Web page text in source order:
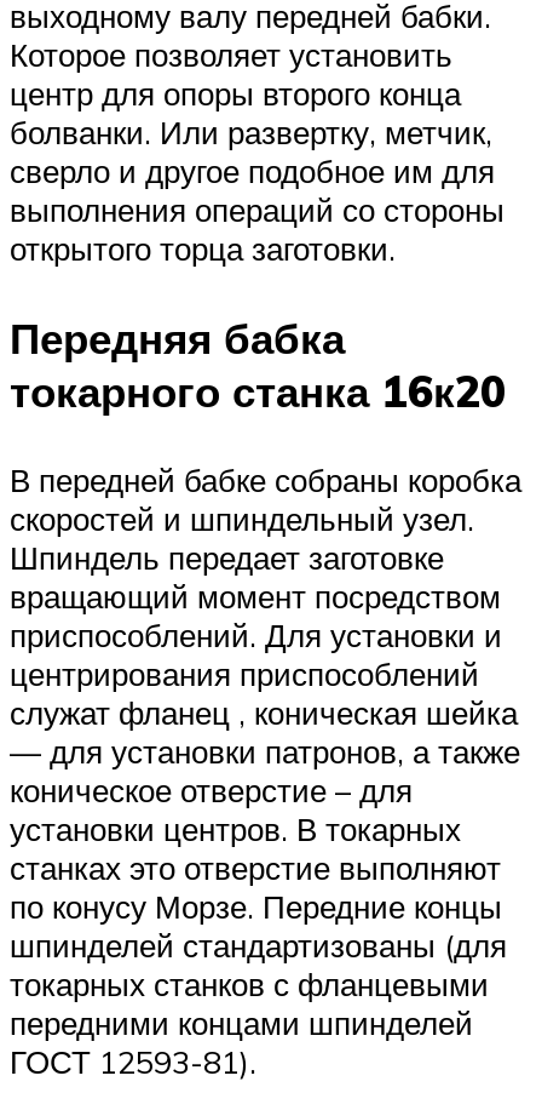
выходному валу передней бабки.
Которое позволяет установить
центр для опоры второго конца
болванки. Или развертку, метчик,
сверло и другое подобное им для
выполнения операций со стороны
открытого торца заготовки.
Передняя бабка
токарного станка 16к20
В передней бабке собраны коробка
скоростей и шпиндельный узел.
Шпиндель передает заготовке
вращающий момент посредством
приспособлений. Для установки и
центрирования приспособлений
служат фланец , коническая шейка
— для установки патронов, а также
коническое отверстие – для
установки центров. В токарных
станках это отверстие выполняют
по конусу Морзе. Передние концы
шпинделей стандартизованы (для
токарных станков с фланцевыми
передними концами шпинделей
ГОСТ 12593-81).